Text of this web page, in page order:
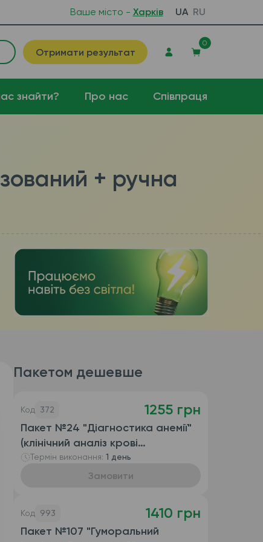
Ваше місто - Харків UA RU
Отримати результат
0
знайти? Про нас Співпраця
+ ручна
Пакетом дешевше
Код 372 1255 грн
Пакет №24 "Діагностика анемії"
(клінічний аналіз крові
розгорнутий (автоматизований +
ручна лейкоформула), ЗЗЗС,
Термін виконання: 1 день
Замовити
Код 993 1410 грн
Пакет №107 "Гуморальний